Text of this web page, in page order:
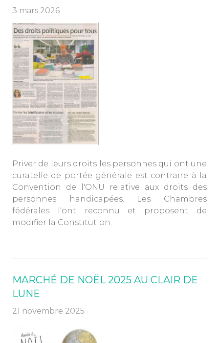
3 mars 2026
Priver de leurs droits les personnes qui ont une
curatelle de portée générale est contraire à la
Convention de l'ONU relative aux droits des
personnes handicapées. Les Chambres
fédérales l'ont reconnu et proposent de
modifier la Constitution.
MARCHÉ DE NOËL 2025 AU CLAIR DE
LUNE
21 novembre 2025